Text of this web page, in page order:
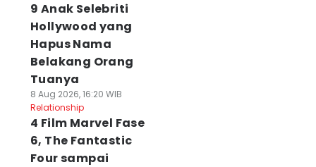
9 Anak Selebriti
Hollywood yang
Hapus Nama
Belakang Orang
Tuanya
8 Aug 2026, 16:20 WIB
Relationship
4 Film Marvel Fase
6, The Fantastic
Four sampai